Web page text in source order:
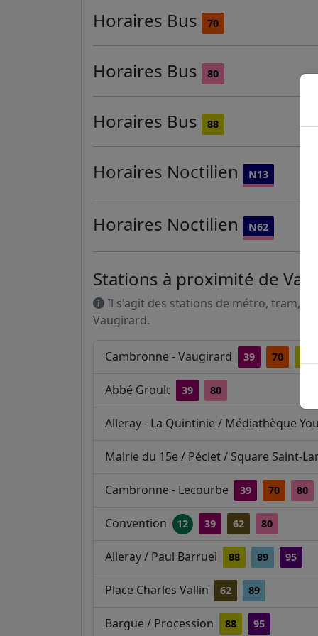
Horaires Bus 70
Horaires Bus 80
Horaires Bus 88
Horaires Noctilien N13
Horaires Noctilien N62
Stations à proximité de
Il s'agit des stations de métro, tram,
Vaugirard.
Cambronne - Vaugirard 39 70
Abbé Groult 39 80
Alleray - La Quintinie / Médiathèque
Mairie du 15e / Péclet / Square Saint-
Cambronne - Lecourbe 39 70 80
Convention 12 39 62 80
Alleray / Paul Barruel 88 89 95
Place Charles Vallin 62 89
Bargue / Procession 88 95